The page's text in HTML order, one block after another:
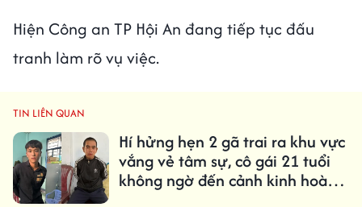
Hiện Công an TP Hội An đang tiếp tục đấu
tranh làm rõ vụ việc.
TIN LIÊN QUAN
Hí hửng hẹn 2 gã trai ra khu vực
vắng vẻ tâm sự, cô gái 21 tuổi
không ngờ đến cảnh kinh hoàng